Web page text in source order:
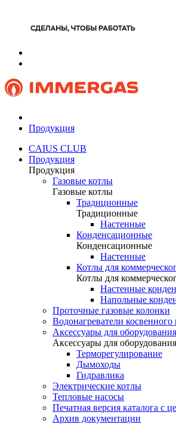
Продукция
CAIUS CLUB
Продукция
Продукция
Газовые котлы
Газовые котлы
Традиционные
Традиционные
Настенные
Конденсационные
Конденсационные
Настенные
Котлы для
Котлы для
Настенные
Напольные
Проточные газовые колонки
Водонагреватели косвенного
Аксессуары для оборудования
Аксессуары для оборудования
Терморегулирование
Дымоходы
Гидравлика
Электрические котлы
Тепловые насосы
Печатная версия каталога с
Архив документации